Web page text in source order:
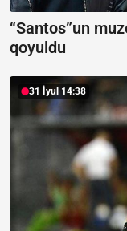
“Santos”un
qoyuldu
31 İyul 14:38